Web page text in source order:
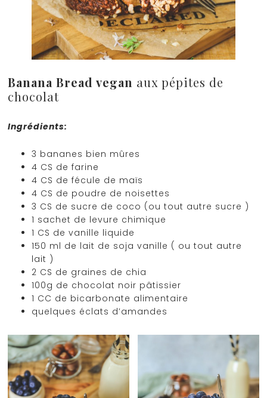
Banana Bread vegan aux pépites de
chocolat
Ingrédients:
3 bananes bien mûres
4 CS de farine
4 CS de fécule de maïs
4 CS de poudre de noisettes
3 CS de sucre de coco (ou tout autre sucre )
1 sachet de levure chimique
1 CS de vanille liquide
150 ml de lait de soja vanille ( ou tout autre
lait )
2 CS de graines de chia
100g de chocolat noir pâtissier
1 CC de bicarbonate alimentaire
quelques éclats d’amandes